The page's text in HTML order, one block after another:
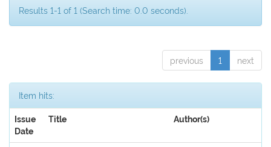
Results 1-1 of 1 (Search time: 0.0 seconds).
previous 1 next
Item hits:
Issue
Date
Title Author(s)